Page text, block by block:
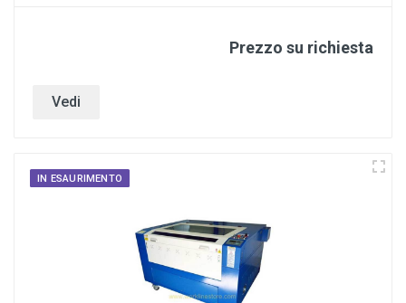
Prezzo su richiesta
Vedi
IN ESAURIMENTO